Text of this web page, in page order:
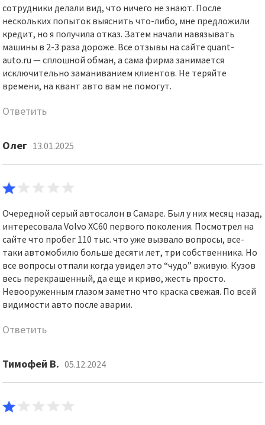
сотрудники делали вид, что ничего не знают. После
нескольких попыток выяснить что-либо, мне предложили
кредит, но я получила отказ. Затем начали навязывать
машины в 2-3 раза дороже. Все отзывы на сайте quant-
auto.ru — сплошной обман, а сама фирма занимается
исключительно заманиванием клиентов. Не теряйте
времени, на квант авто вам не помогут.
Ответить
Олег 13.01.2025
Очередной серый автосалон в Самаре. Был у них месяц назад,
интересовала Volvo XC60 первого поколения. Посмотрел на
сайте что пробег 110 тыс. что уже вызвало вопросы, все-
таки автомобилю больше десяти лет, три собственника. Но
все вопросы отпали когда увидел это “чудо” вживую. Кузов
весь перекрашенный, да еще и криво, жесть просто.
Невооруженным глазом заметно что краска свежая. По всей
видимости авто после аварии.
Ответить
Тимофей В. 05.12.2024